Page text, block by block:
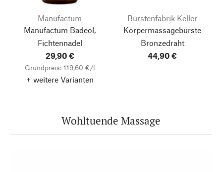
Manufactum
Manufactum Badeöl,
Fichtennadel
29,90 €
Grundpreis: 119,60 €/l
+ weitere Varianten
Bürstenfabrik Keller
Körpermassagebürste
Bronzedraht
44,90 €
Wohltuende Massage